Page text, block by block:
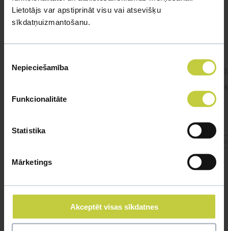
Lietotājs var apstiprināt visu vai atsevišķu
sīkdatņuizmantošanu.
izvēle
Nepieciešamība
Funkcionalitāte
Statistika
Mārketings
Akceptēt visas sīkdatnes
UZDOT JAUTĀJUMU
cīnītājzivtiņa.
gandrīz 2 gadus. Apetīte ir, ēd 1x dienā,